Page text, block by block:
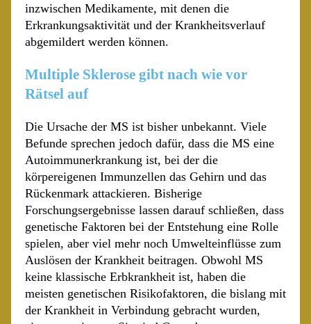
inzwischen Medikamente, mit denen die
Erkrankungsaktivität und der Krankheitsverlauf
abgemildert werden können.
Multiple Sklerose gibt nach wie vor
Rätsel auf
Die Ursache der MS ist bisher unbekannt. Viele
Befunde sprechen jedoch dafür, dass die MS eine
Autoimmunerkrankung ist, bei der die
körpereigenen Immunzellen das Gehirn und das
Rückenmark attackieren. Bisherige
Forschungsergebnisse lassen darauf schließen, dass
genetische Faktoren bei der Entstehung eine Rolle
spielen, aber viel mehr noch Umwelteinflüsse zum
Auslösen der Krankheit beitragen. Obwohl MS
keine klassische Erbkrankheit ist, haben die
meisten genetischen Risikofaktoren, die bislang mit
der Krankheit in Verbindung gebracht wurden,